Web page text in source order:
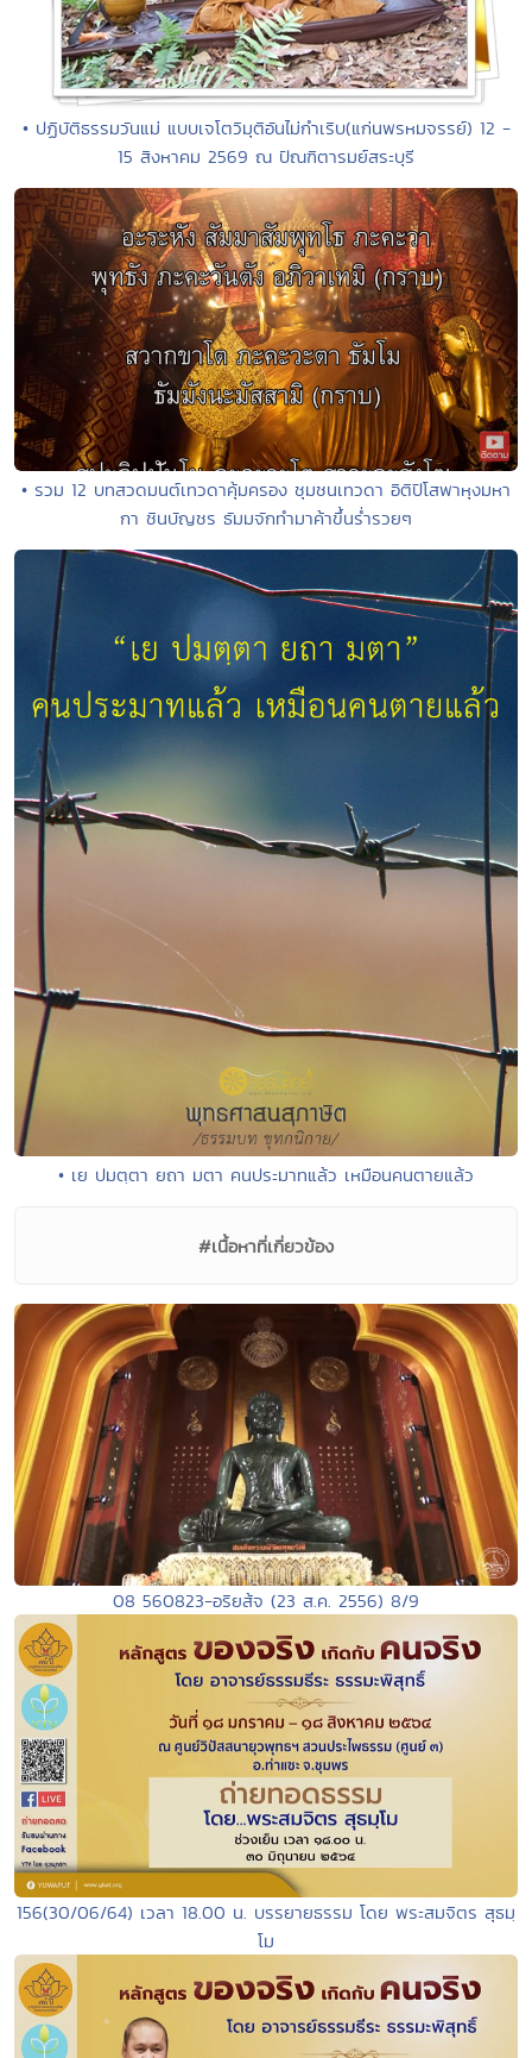
• ปฏิบัติธรรมวันแม่ แบบเจโตวิมุติอันไม่กำเริบ(แก่นพรหมจรรย์) 12 -
15 สิงหาคม 2569 ณ ปัณฑิตารมย์สระบุรี
• รวม 12 บทสวดมนต์เทวดาคุ้มครอง ชุมชนเทวดา อิติปิโสพาหุงมหา
กา ชินบัญชร ธัมมจักทำมาค้าขึ้นร่ำรวยๆ
• เย ปมตฺตา ยถา มตา คนประมาทแล้ว เหมือนคนตายแล้ว
#เนื้อหาที่เกี่ยวข้อง
08 560823-อริยส้จ (23 ส.ค. 2556) 8/9
156(30/06/64) เวลา 18.00 น. บรรยายธรรม โดย พระสมจิตร สุธมฺ
โม